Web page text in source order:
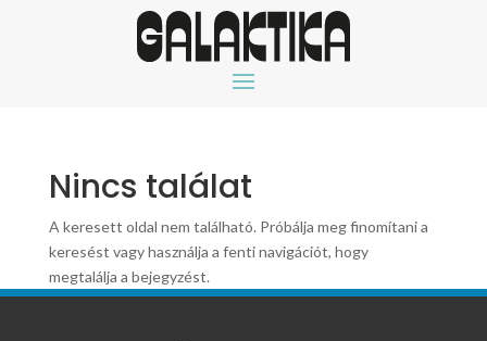
Nincs találat
A keresett oldal nem található. Próbálja meg finomítani a
keresést vagy használja a fenti navigációt, hogy
megtalálja a bejegyzést.